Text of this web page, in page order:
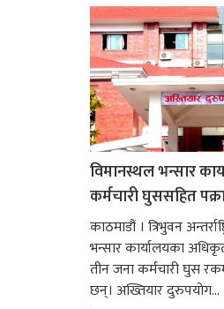
विमानस्थल भन्सार
कर्मचारी घुससहित
काठमाडौं । त्रिभुवन
भन्सार कार्यालयका
तीन जना कर्मचारी घुस
छन्। अख्तियार दुरुपयोग...